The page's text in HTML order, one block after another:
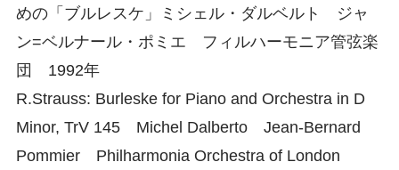
めの「ブルレスケ」ミシェル・ダルベルト ジャ
ン=ベルナール・ポミエ フィルハーモニア管弦楽
団 1992年
R.Strauss: Burleske for Piano and Orchestra in D
Minor, TrV 145 Michel Dalberto Jean-Bernard
Pommier Philharmonia Orchestra of London